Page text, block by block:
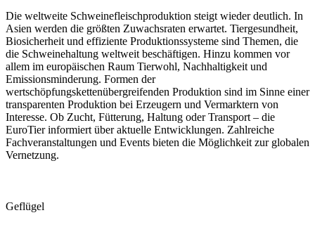
Die weltweite Schweinefleischproduktion steigt wieder deutlich. In
Asien werden die größten Zuwachsraten erwartet. Tiergesundheit,
Biosicherheit und effiziente Produktionssysteme sind Themen, die
die Schweinehaltung weltweit beschäftigen. Hinzu kommen vor
allem im europäischen Raum Tierwohl, Nachhaltigkeit und
Emissionsminderung. Formen der
wertschöpfungskettenübergreifenden Produktion sind im Sinne einer
transparenten Produktion bei Erzeugern und Vermarktern von
Interesse. Ob Zucht, Fütterung, Haltung oder Transport – die
EuroTier informiert über aktuelle Entwicklungen. Zahlreiche
Fachveranstaltungen und Events bieten die Möglichkeit zur globalen
Vernetzung.
Geflügel